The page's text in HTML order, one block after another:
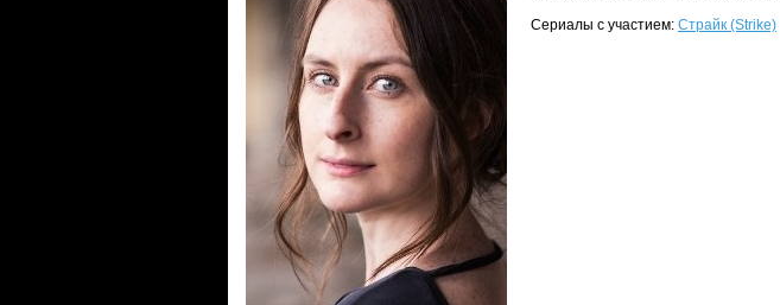
Сериалы с участием: Страйк (Strike)